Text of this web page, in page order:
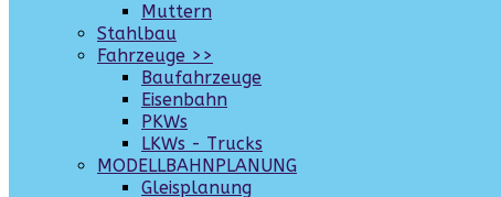
Muttern
Stahlbau
Fahrzeuge >>
Baufahrzeuge
Eisenbahn
PKWs
LKWs - Trucks
MODELLBAHNPLANUNG
Gleisplanung